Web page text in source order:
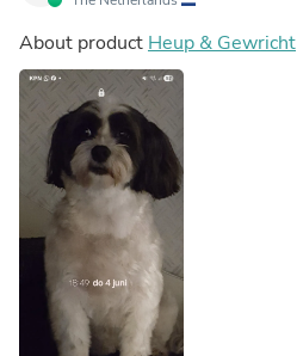
About product Heup & Gewricht